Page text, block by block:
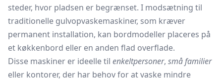
steder, hvor pladsen er begrænset. I modsætning til
traditionelle gulvopvaskemaskiner, som kræver
permanent installation, kan bordmodeller placeres på
et køkkenbord eller en anden flad overflade.
Disse maskiner er ideelle til enkeltpersoner, små familier
eller kontorer, der har behov for at vaske mindre